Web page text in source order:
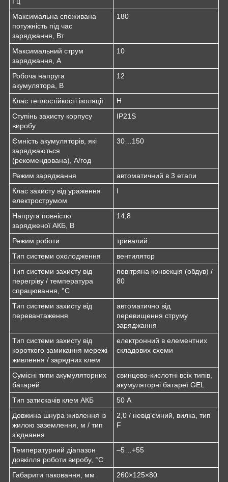
Максимальна споживана
потужність під час
заряджання, Вт
180
Максимальний струм
заряджання, А
10
Робоча напруга
акумулятора, В
12
Клас теплостійкості ізоляції
Н
Ступінь захисту корпусу
виробу
IP21S
Ємність акумуляторів, які
заряджаються
(рекомендована), А/год
30…150
Режим заряджання
автоматичний в 3 етапи
Клас захисту від ураження
електрострумом
І
Напруга повністю
зарядженої АКБ, В
14,8
Режим роботи
тривалий
Тип системи охолодження
вентилятор
Тип системи захисту від
перегріву / температура
спрацювання, °C
повітряна конвекція (обдув) /
80
Тип системи захисту від
перевантаження
автоматично від
перевищення струму
заряджання
Тип системи захисту від
короткого замикання мережі
живлення / зарядних клем
електронний в елементних
складових схеми
Сумісні типи акумуляторних
батарей
свинцево-кислотні всіх типів,
акумуляторні батареї GEL
Тип затискачів клем АКБ
50 А
Довжина шнура живлення із
жилою заземлення, м / тип
з’єднання
2,0 / невід’ємний, вилка, тип
F
Температурний діапазон
довкілля роботи виробу, °C
–5…+55
Габарити паковання, мм
260×125×80